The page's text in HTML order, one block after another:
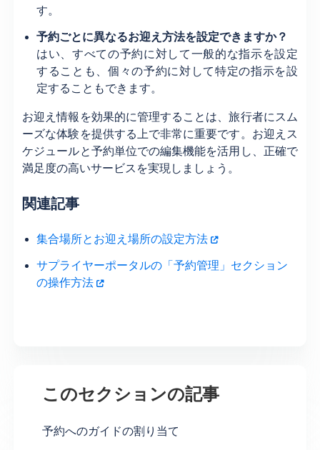
す。
予約ごとに異なるお迎え方法を設定できますか？
はい、すべての予約に対して一般的な指示を設定
することも、個々の予約に対して特定の指示を設
定することもできます。
お迎え情報を効果的に管理することは、旅行者にスム
ーズな体験を提供する上で非常に重要です。お迎えス
ケジュールと予約単位での編集機能を活用し、正確で
満足度の高いサービスを実現しましょう。
関連記事
集合場所とお迎え場所の設定方法
サプライヤーポータルの「予約管理」セクション
の操作方法
このセクションの記事
予約へのガイドの割り当て